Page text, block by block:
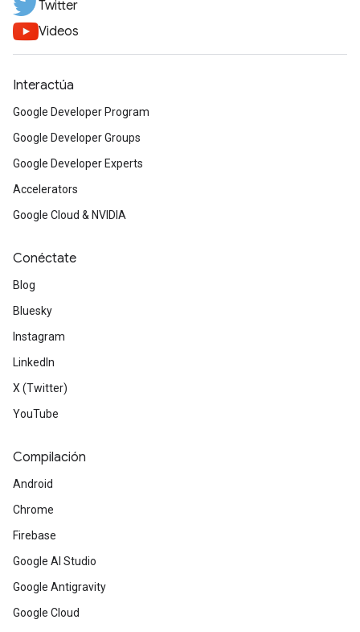
Twitter
Videos
Interactúa
Google Developer Program
Google Developer Groups
Google Developer Experts
Accelerators
Google Cloud & NVIDIA
Conéctate
Blog
Bluesky
Instagram
LinkedIn
X (Twitter)
YouTube
Compilación
Android
Chrome
Firebase
Google AI Studio
Google Antigravity
Google Cloud